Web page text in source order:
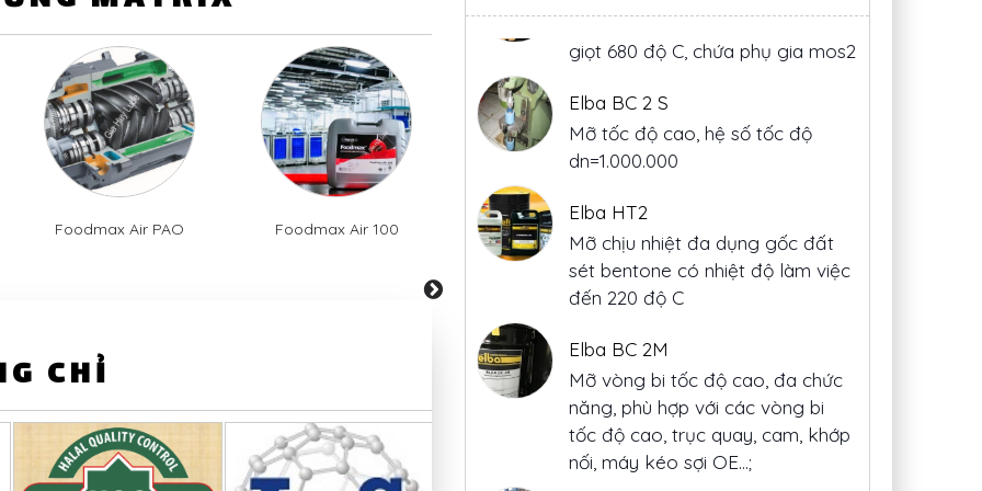
Foodmax Air PAO Foodmax Air 100 Foodmax HTF
next
CHỈ
Mỡ tốc độ cao, hệ số tốc độ
dn=1.000.000
Mỡ chịu nhiệt đa dụng gốc đất
sét bentone có nhiệt độ làm việc
đến 220 độ C
Mỡ vòng bi tốc độ cao, đa chức
năng, phù hợp với các vòng bi
tốc độ cao, trục quay, cam, khớp
nối, máy kéo sợi OE...;